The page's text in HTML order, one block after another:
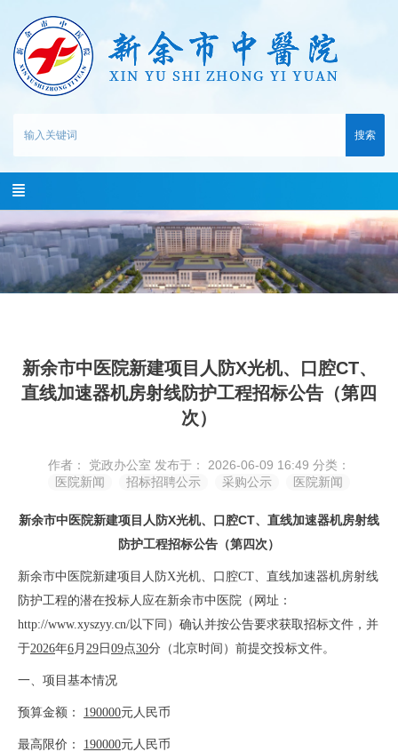
搜索
新余市中医院新建项目人防X光机、口腔CT、
直线加速器机房射线防护工程招标公告（第四
次）
作者： 党政办公室 发布于： 2026-06-09 16:49 分类：
医院新闻
招标招聘公示 采购公示 医院新闻
新余市中医院新建项目人防X光机、口腔CT、直线加速器机房射线
防护工程招标公告（第四次）
新余市中医院新建项目人防X光机、口腔CT、直线加速器机房射线
防护工程的潜在投标人应在新余市中医院（网址：
http://www.xyszyy.cn/以下同） 确认并按公告要求获取招标文件，并
于2026年6月 29 日 09点30分（北京时间）前提交投标文件。
一、项目基本情况
预算金额： 190000元人民币
最高限价： 190000元人民币